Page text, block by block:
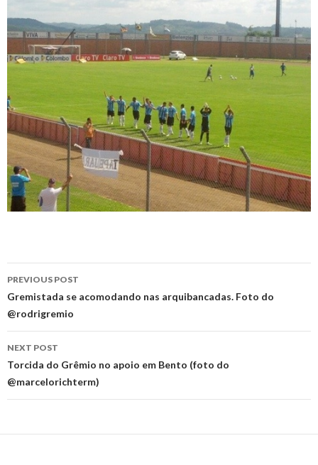
Post
navigation
PREVIOUS POST
Gremistada se acomodando nas arquibancadas. Foto do
@rodrigremio
NEXT POST
Torcida do Grêmio no apoio em Bento (foto do
@marcelorichterm)